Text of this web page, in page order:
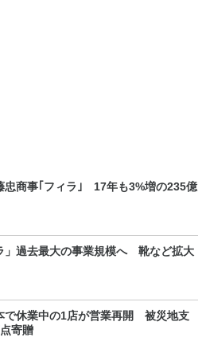
忠商事｢フィラ｣ 17年も3%増の235億
」過去最大の事業規模へ 靴など拡大
で休業中の1店が営業再開 被災地支
寄贈